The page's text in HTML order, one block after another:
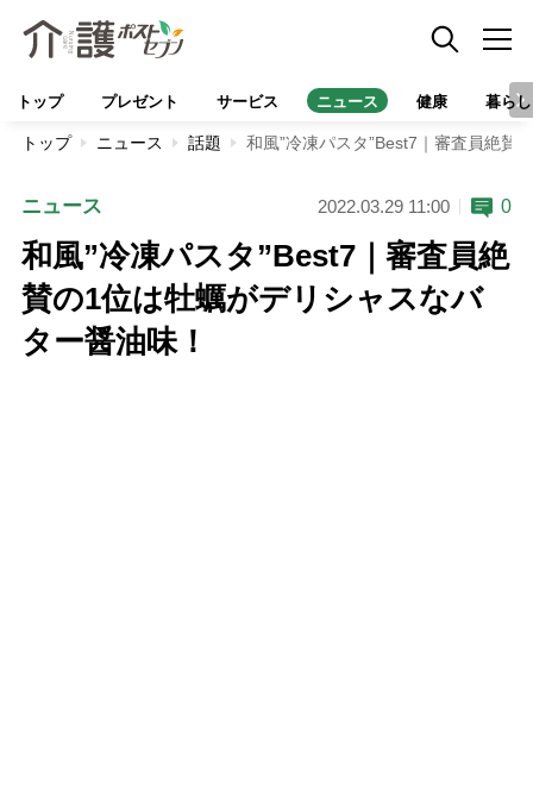
トップ プレゼント サービス ニュース 健康 暮らし
トップ ニュース 話題 和風”冷凍パスタ”Best7｜審査員絶賛
ニュース 2022.03.29 11:00 0
和風”冷凍パスタ”Best7｜審査員絶
賛の1位は牡蠣がデリシャスなバ
ター醤油味！